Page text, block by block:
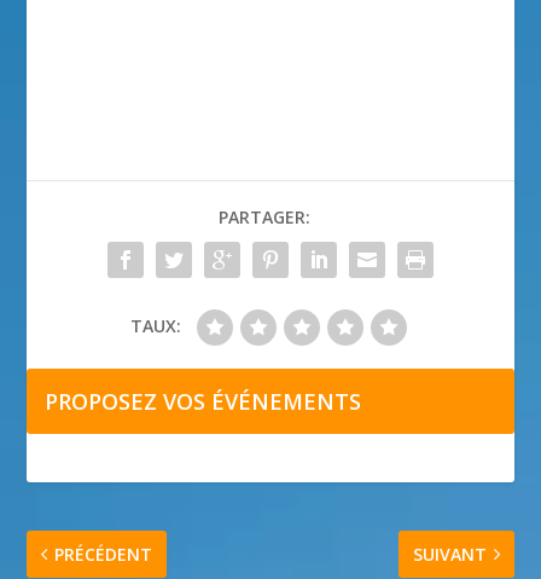
PARTAGER:
TAUX:
PROPOSEZ VOS ÉVÉNEMENTS
PRÉCÉDENT SUIVANT